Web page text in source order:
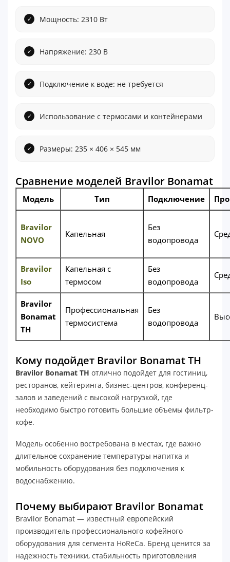
Мощность: 2310 Вт
Напряжение: 230 В
Подключение к воде: не требуется
Использование с термосами и контейнерами
Размеры: 235 × 406 × 545 мм
Сравнение моделей Bravilor Bonamat
Модель Тип Подключение
Bravilor
NOVO
Капельная
Без
водопровода
Bravilor
Iso
Капельная с
термосом
Без
водопровода
Bravilor
Bonamat
TH
Профессиональная
термосистема
Без
водопровода
Кому подойдет Bravilor Bonamat TH
Bravilor Bonamat TH отлично подойдет для гостиниц,
ресторанов, кейтеринга, бизнес-центров, конференц-
залов и заведений с высокой нагрузкой, где
необходимо быстро готовить большие объемы фильтр-
кофе.
Модель особенно востребована в местах, где важно
длительное сохранение температуры напитка и
мобильность оборудования без подключения к
водоснабжению.
Почему выбирают Bravilor Bonamat
Bravilor Bonamat — известный европейский
производитель профессионального кофейного
оборудования для сегмента HoReCa. Бренд ценится за
надежность техники, стабильность приготовления